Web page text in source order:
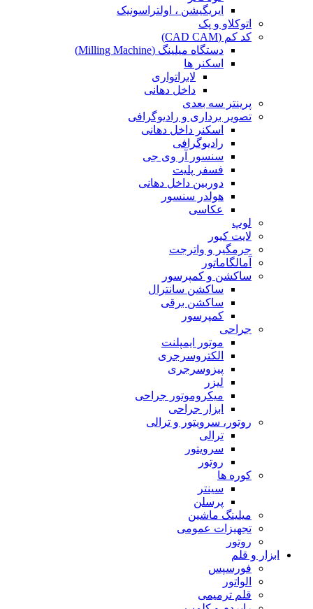
ایریگیشن ، اولتراسونیک
اتوکلاو و پک
کد کم (CAD CAM)
دستگاه میلینگ (Milling Machine)
اسکنر ها
لابراتواری
داخل دهانی
پرینتر سه بعدی
تصویر برداری و رادیوگرافی
اسکنر داخل دهانی
رادیوگرافی
سنسور آر وی جی
فسفر پلیت
دوربین داخل دهانی
هولدر سنسور
عکاسی
لوپ
لایت کیور
جرمگیر و واترجت
آمالگاماتور
ساکشن و کمپرسور
ساکشن سانترال
ساکشن برقی
کمپرسور
جراحی
موتور ایمپلنت
الکتروسرجری
پیزوسرجری
لیزر
میکروموتور جراحی
ابزار جراحی
روتور، سرویتور و ترالی
ترالی
سرویتور
روتور
کوره ها
سینتر
پرسلن
میلینگ ماشین
تجهیزات عمومی
روتور
ابزار و قلم
فورسپس
الواتور
قلم ترمیمی